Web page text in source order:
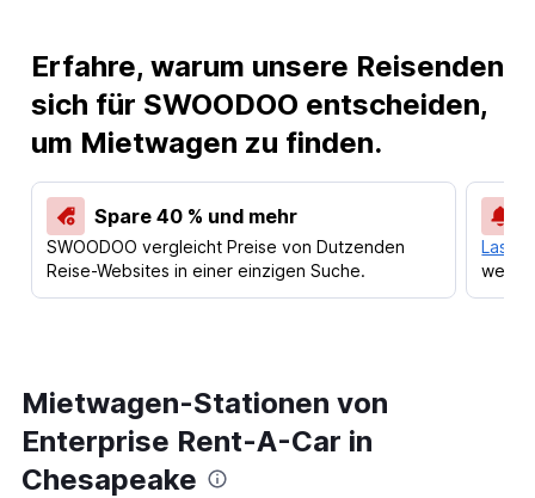
Erfahre, warum unsere Reisenden
sich für SWOODOO entscheiden,
um Mietwagen zu finden.
Spare 40 % und mehr
SWOODOO vergleicht Preise von Dutzenden
Reise-Websites in einer einzigen Suche.
Lass
Mietwagen-Stationen von
Enterprise Rent-A-Car in
Chesapeake